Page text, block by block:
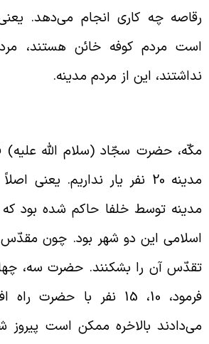
چه کاری انجام می‌دهد.
مردم کوفه خائن هستند، مردم
این از مردم مدینه.
حضرت سجّاد (سلام الله علیه)
مدینه 20 نفر یار نداریم. یعنی
توسط خلفا حاکم شده بود که
این دو شهر بود. چون مقدّس
آن را بشکنند. حضرت سه، چهار
فرمود، 10، 15 نفر با حضرت
بالاخره ممکن است پیروز